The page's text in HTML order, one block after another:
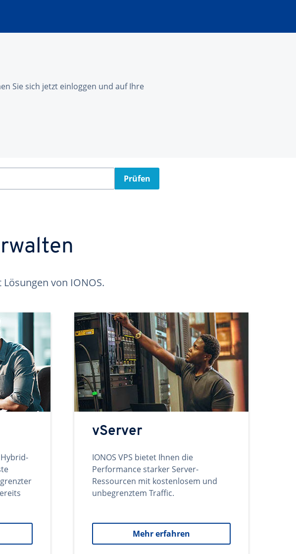
Sie sich jetzt einloggen und auf Ihre
Prüfen
von IONOS.
vServer
IONOS VPS bietet Ihnen die
Performance starker Server-
Ressourcen mit kostenlosem und
unbegrenztem Traffic.
Mehr erfahren